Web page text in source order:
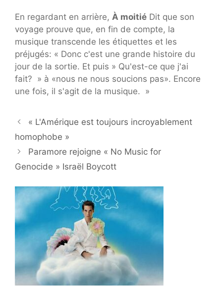
En regardant en arrière, À moitié Dit que son
voyage prouve que, en fin de compte, la
musique transcende les étiquettes et les
préjugés: « Donc c'est une grande histoire du
jour de la sortie. Et puis » Qu'est-ce que j'ai
fait? » à «nous ne nous soucions pas». Encore
une fois, il s'agit de la musique. »
« L'Amérique est toujours incroyablement
homophobe »
Paramore rejoigne « No Music for
Genocide » Israël Boycott